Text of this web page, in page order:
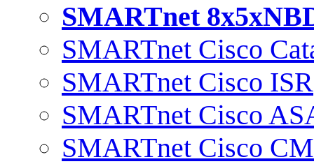
SMARTnet
SMARTnet Cisco
SMARTnet Cisco ISR
SMARTnet Cisco
SMARTnet Cisco